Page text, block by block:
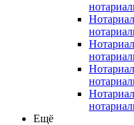
Ещё